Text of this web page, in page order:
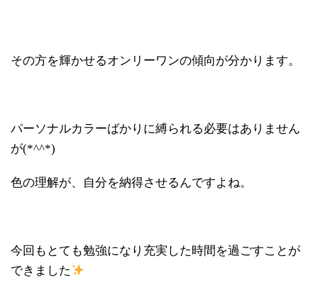
その方を輝かせるオンリーワンの傾向が分かります。
パーソナルカラーばかりに縛られる必要はありません
が(*^^*)
色の理解が、自分を納得させるんですよね。
今回もとても勉強になり充実した時間を過ごすことが
できました